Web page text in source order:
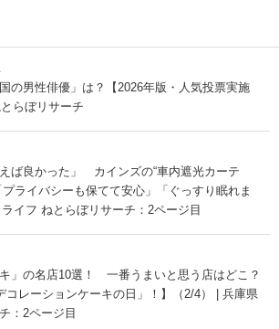
の男性俳優」は？【2026年版・人気投票実施
らぼリサーチ
えば良かった」 カインズの“車内遮光カーテ
ライバシーも保てて安心」「ぐっすり眠れま
イフ ねとらぼリサーチ：2ページ目
」の名店10選！ 一番うまいと思う店はどこ？
コレーションケーキの日」！】（2/4） | 兵庫県
：2ページ目